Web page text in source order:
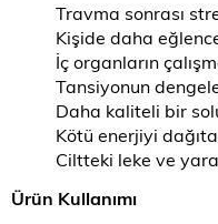
Travma sonrası
Kişide daha
İç organların
Tansiyonun
Daha kaliteli bir
Kötü enerjiyi
Ciltteki leke ve
Ürün Kullanımı